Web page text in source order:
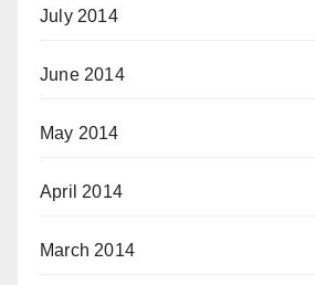
July 2014
June 2014
May 2014
April 2014
March 2014